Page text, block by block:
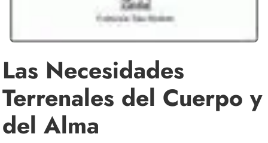
Las Necesidades
Terrenales del Cuerpo y
del Alma